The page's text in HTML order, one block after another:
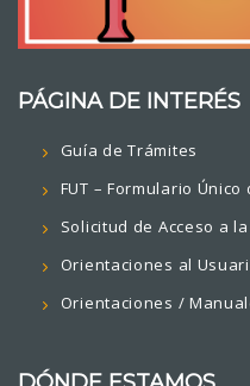
PÁGINA DE INTERÉS
Guía de Trámites
FUT – Formulario Único
Solicitud de Acceso a
Orientaciones al
Orientaciones /